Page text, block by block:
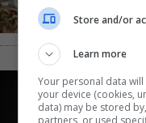
δύναμή
Store and/or
Learn more
Your personal data
your device (cookies,
data) may be stored
partners, or used